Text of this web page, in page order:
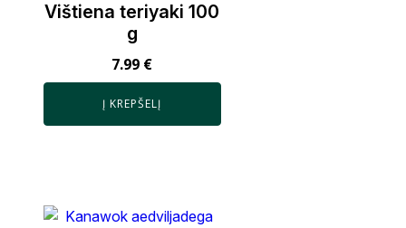
Vištiena teriyaki 100
g
7.99 €
Į KREPŠELĮ